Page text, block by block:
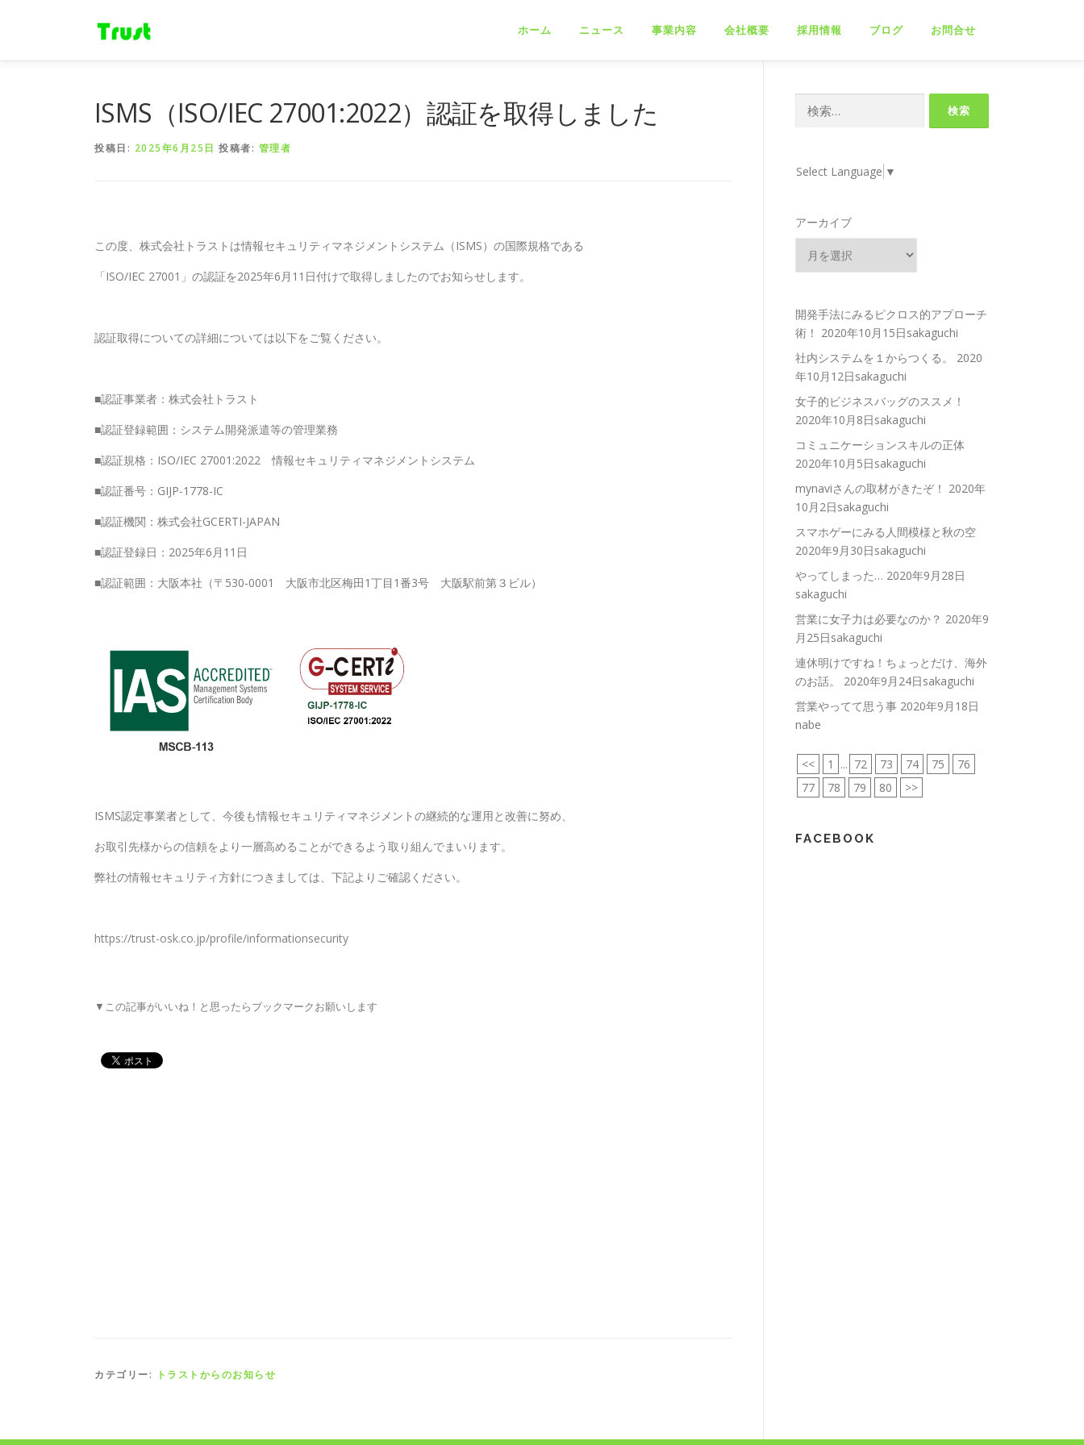
ン
ホーム ニュース 事業内容 会社概要 採用情報 ブログ お問合せ
ISMS（ISO/IEC 27001:2022）認証を取得しました
投稿日: 2025年6月25日 投稿者: 管理者
この度、株式会社トラストは情報セキュリティマネジメントシステム（ISMS）の国際規格である
「ISO/IEC 27001」の認証を2025年6月11日付けで取得しましたのでお知らせします。
認証取得についての詳細については以下をご覧ください。
■認証事業者：株式会社トラスト
■認証登録範囲：システム開発派遣等の管理業務
■認証規格：ISO/IEC 27001:2022 情報セキュリティマネジメントシステム
■認証番号：GIJP-1778-IC
■認証機関：株式会社GCERTI-JAPAN
■認証登録日：2025年6月11日
■認証範囲：大阪本社（〒530-0001 大阪市北区梅田1丁目1番3号 大阪駅前第３ビル）
ISMS認定事業者として、今後も情報セキュリティマネジメントの継続的な運用と改善に努め、
お取引先様からの信頼をより一層高めることができるよう取り組んでまいります。
弊社の情報セキュリティ方針につきましては、下記よりご確認ください。
https://trust-osk.co.jp/profile/informationsecurity
▼この記事がいいね！と思ったらブックマークお願いします
カテゴリー: トラストからのお知らせ
Select Language ▼
アーカイブ
開発手法にみるピクロス的アプローチ
術！ 2020年10月15日sakaguchi
社内システムを１からつくる。
2020
年10月12日sakaguchi
女子的ビジネスバッグのススメ！
2020年10月8日sakaguchi
コミュニケーションスキルの正体
2020年10月5日sakaguchi
mynaviさんの取材がきたぞ！ 2020年
10月2日sakaguchi
スマホゲーにみる人間模様と秋の空
2020年9月30日sakaguchi
やってしまった… 2020年9月28日
sakaguchi
営業に女子力は必要なのか？ 2020年9
月25日sakaguchi
連休明けですね！ちょっとだけ、海外
のお話。
2020年9月24日sakaguchi
営業やってて思う事 2020年9月18日
nabe
<< 1 ... 72 73 74 75
76
77
78 79 80 >>
FACEBOOK